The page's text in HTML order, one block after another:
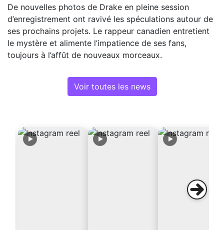
De nouvelles photos de Drake en pleine session
d’enregistrement ont ravivé les spéculations autour de
ses prochains projets. Le rappeur canadien entretient
le mystère et alimente l’impatience de ses fans,
toujours à l’affût de nouveaux morceaux.
Voir toutes les news